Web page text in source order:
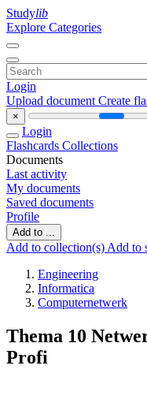
Studylib
Explore Categories
Login
Upload document Create
×
Login
Flashcards Collections
Documents
Last activity
My documents
Saved documents
Profile
Add to ...
Add to collection(s) Add to
Engineering
Informatica
Computernetwerk
Thema 10
Profi